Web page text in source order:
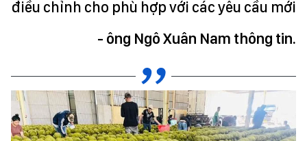
điều chỉnh cho phù hợp với các yêu cầu mới
- ông Ngô Xuân Nam thông tin.